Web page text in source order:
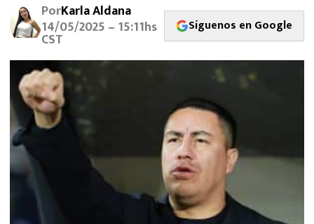
FUTBOL INTERNACIONAL
MEXICANOS EN EL EXTRANJERO
FUTBOL ESTUFA
FÓRMULA 1
BOXEO
LIGA MX
PorKarla Aldana
14/05/2025 – 15:11hs
CST
Síguenos en Google